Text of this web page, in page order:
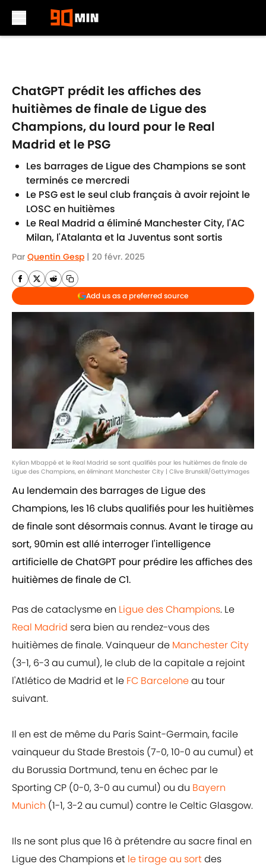
ChatGPT prédit les affiches des
huitièmes de finale de Ligue des
Champions, du lourd pour le Real
Madrid et le PSG
Les barrages de Ligue des Champions se sont
terminés ce mercredi
Le PSG est le seul club français à avoir rejoint le
LOSC en huitièmes
Le Real Madrid a éliminé Manchester City, l'AC
Milan, l'Atalanta et la Juventus sont sortis
Par Quentin Gesp | 20 févr. 2025
Add us as a preferred source
Kylian Mbappé et le Real Madrid se sont qualifiés pour les huitièmes de finale de
Ligue des Champions, en éliminant Manchester City | Clive Brunskill/GettyImages
Au lendemain des barrages de Ligue des
Champions, les 16 clubs qualifiés pour les huitièmes
de finale sont désormais connus. Avant le tirage au
sort, 90min est allé interroger l'intelligence
artificielle de ChatGPT pour prédire les affiches des
huitièmes de finale de C1.
Pas de cataclysme en Ligue des Champions. Le
Real Madrid sera bien au rendez-vous des
huitièmes de finale. Vainqueur de Manchester City
(3-1, 6-3 au cumul), le club de la capitale a rejoint
l'Atlético de Madrid et le FC Barceloneau tour
suivant.
Il en est de même du Paris Saint-Germain, facile
vainqueur du Stade Brestois (7-0, 10-0 au cumul) et
du Borussia Dortmund, tenu en échec par le
Sporting CP (0-0, 3-0 au cumul) ou du Bayern
Munich (1-1, 3-2 au cumul) contre le Celtic Glasgow.
Ils ne sont plus que 16 à prétendre au sacre final en
Ligue des Champions et le tirage au sortdes